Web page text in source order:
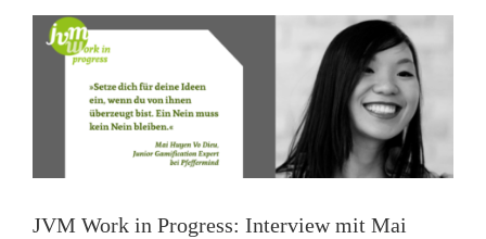
JVM Work in Progress: Interview mit Mai